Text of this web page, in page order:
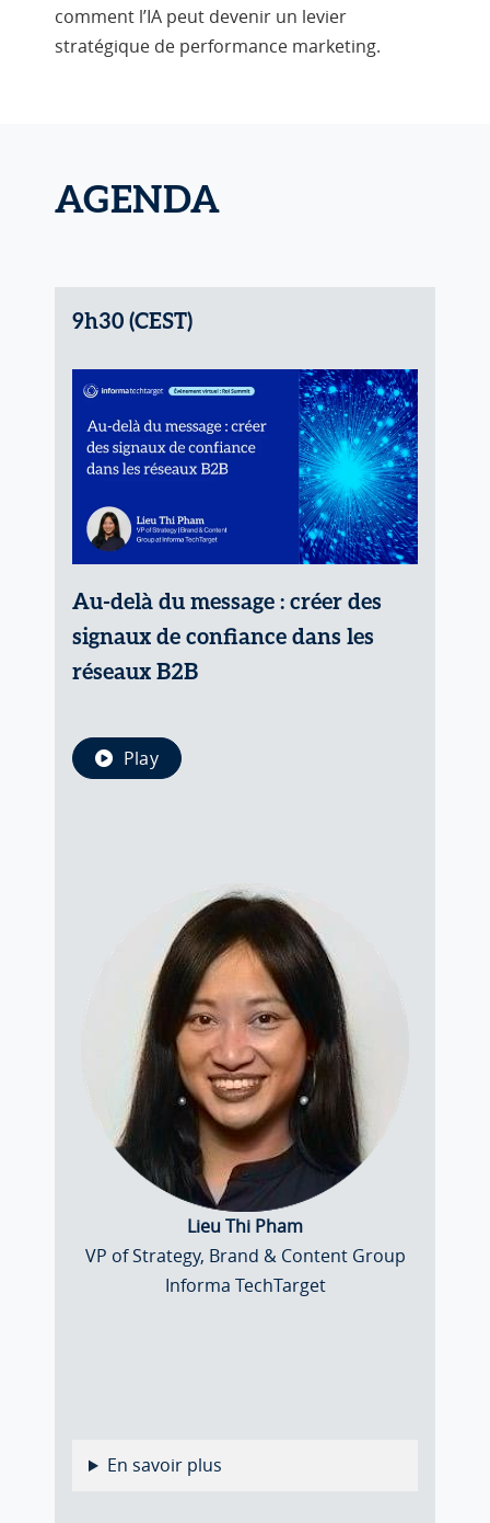
comment l’IA peut devenir un levier
stratégique de performance marketing.
AGENDA
9h30 (CEST)
Au-delà du message : créer des
signaux de confiance dans les
réseaux B2B
Play
Lieu Thi Pham
VP of Strategy, Brand & Content Group
Informa TechTarget
En savoir plus